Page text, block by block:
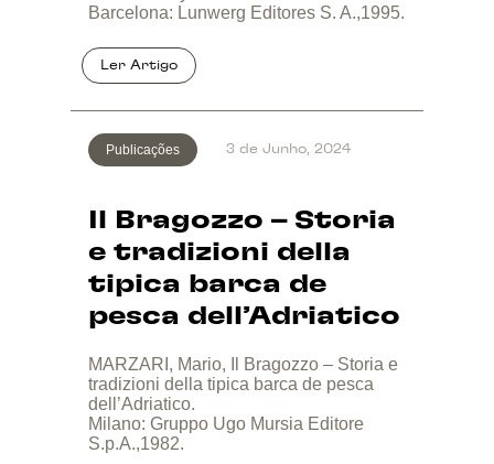
Barcelona: Lunwerg Editores S. A.,1995.
Publicações
Il Bragozzo – Storia
e tradizioni della
tipica barca de
pesca dell’Adriatico
3 de Junho, 2024
MARZARI, Mario, Il Bragozzo – Storia e
tradizioni della tipica barca de pesca
dell’Adriatico.
Milano: Gruppo Ugo Mursia Editore
S.p.A.,1982.